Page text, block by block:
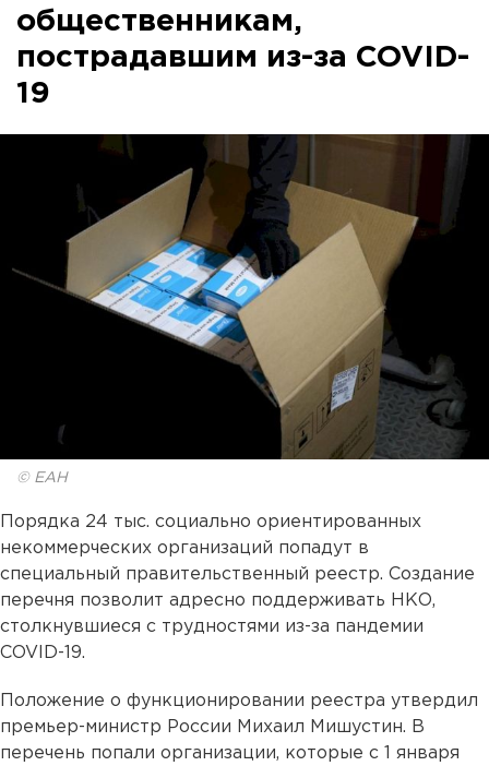
общественникам,
пострадавшим из-за COVID-
19
© ЕАН
Порядка 24 тыс. социально ориентированных
некоммерческих организаций попадут в
специальный правительственный реестр. Создание
перечня позволит адресно поддерживать НКО,
столкнувшиеся с трудностями из-за пандемии
COVID-19.
Положение о функционировании реестра утвердил
премьер-министр России Михаил Мишустин. В
перечень попали организации, которые с 1 января